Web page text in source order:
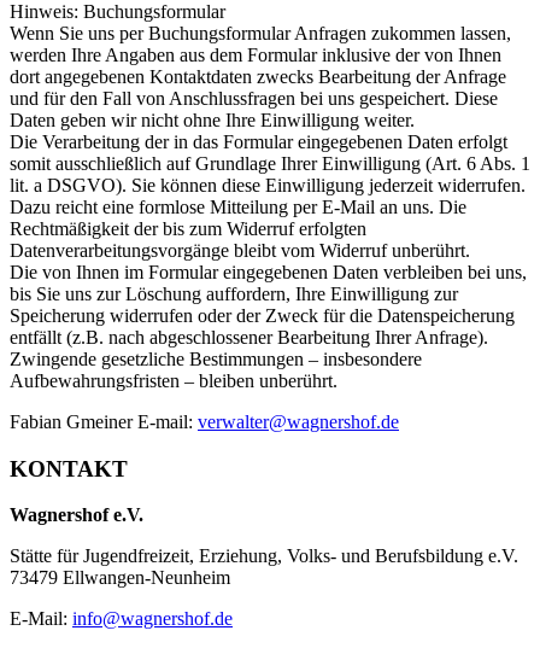
Hinweis: Buchungsformular
Wenn Sie uns per Buchungsformular Anfragen zukommen lassen,
werden Ihre Angaben aus dem Formular inklusive der von Ihnen
dort angegebenen Kontaktdaten zwecks Bearbeitung der Anfrage
und für den Fall von Anschlussfragen bei uns gespeichert. Diese
Daten geben wir nicht ohne Ihre Einwilligung weiter.
Die Verarbeitung der in das Formular eingegebenen Daten erfolgt
somit ausschließlich auf Grundlage Ihrer Einwilligung (Art. 6 Abs. 1
lit. a DSGVO). Sie können diese Einwilligung jederzeit widerrufen.
Dazu reicht eine formlose Mitteilung per E-Mail an uns. Die
Rechtmäßigkeit der bis zum Widerruf erfolgten
Datenverarbeitungsvorgänge bleibt vom Widerruf unberührt.
Die von Ihnen im Formular eingegebenen Daten verbleiben bei uns,
bis Sie uns zur Löschung auffordern, Ihre Einwilligung zur
Speicherung widerrufen oder der Zweck für die Datenspeicherung
entfällt (z.B. nach abgeschlossener Bearbeitung Ihrer Anfrage).
Zwingende gesetzliche Bestimmungen – insbesondere
Aufbewahrungsfristen – bleiben unberührt.
Fabian Gmeiner E-mail: verwalter@wagnershof.de
KONTAKT
Wagnershof e.V.
Stätte für Jugendfreizeit, Erziehung, Volks- und Berufsbildung e.V.
73479 Ellwangen-Neunheim
E-Mail: info@wagnershof.de